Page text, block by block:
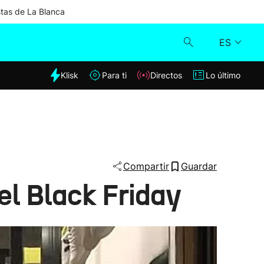
de La Blanca
ES
Klisk
Klisk Para ti Directos Lo último
Compartir Guardar
Black Friday